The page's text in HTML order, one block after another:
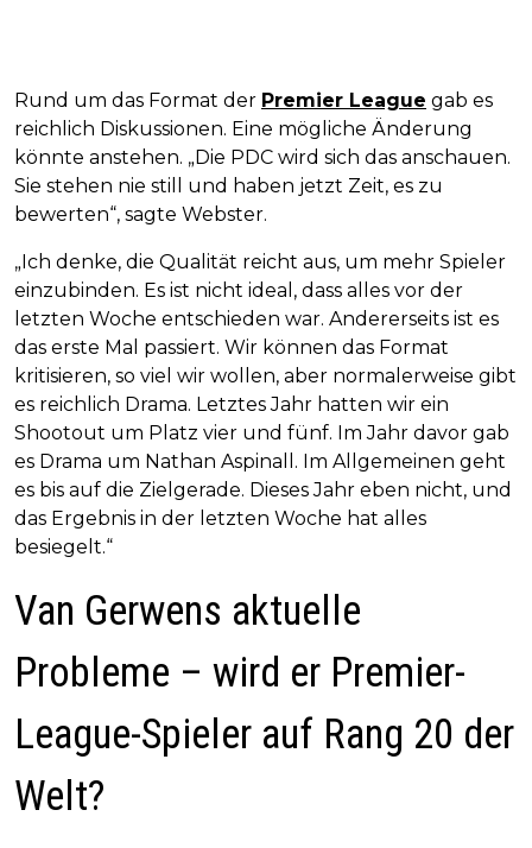
Rund um das Format der Premier League gab es
reichlich Diskussionen. Eine mögliche Änderung
könnte anstehen. „Die PDC wird sich das anschauen.
Sie stehen nie still und haben jetzt Zeit, es zu
bewerten“, sagte Webster.
„Ich denke, die Qualität reicht aus, um mehr Spieler
einzubinden. Es ist nicht ideal, dass alles vor der
letzten Woche entschieden war. Andererseits ist es
das erste Mal passiert. Wir können das Format
kritisieren, so viel wir wollen, aber normalerweise gibt
es reichlich Drama. Letztes Jahr hatten wir ein
Shootout um Platz vier und fünf. Im Jahr davor gab
es Drama um Nathan Aspinall. Im Allgemeinen geht
es bis auf die Zielgerade. Dieses Jahr eben nicht, und
das Ergebnis in der letzten Woche hat alles
besiegelt.“
Van Gerwens aktuelle
Probleme – wird er Premier-
League-Spieler auf Rang 20 der
Welt?